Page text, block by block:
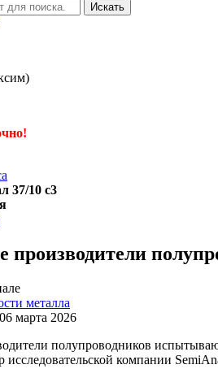
Искать
37/10 с3
производители
металла
марта 2026
полупроводников
исследовательской компании